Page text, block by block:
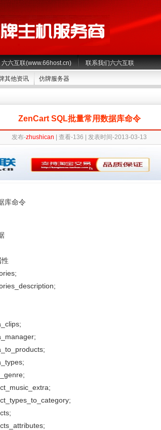
六六互联(www.66host.cn) 联系我们六六互联
其他资讯 仿牌服务器
ZenCart SQL批量常用数据库命令
发布-zhushican | 查看-136 | 发表时间-2013-03-13
库命令